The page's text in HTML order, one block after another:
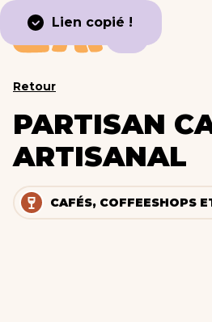
Lien copié !
Retour
PARTISAN
ARTISANAL
CAFÉS, COFFEESHOPS